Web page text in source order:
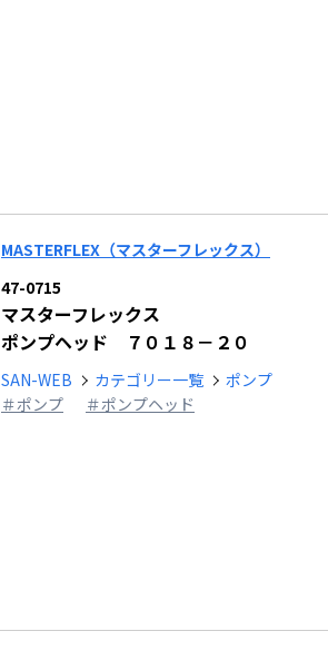
MASTERFLEX（マスターフレックス）
47-0715
マスターフレックス
ポンプヘッド ７０１８－２０
SAN-WEB カテゴリー一覧
ポンプ
＃ポンプ
＃ポンプヘッド